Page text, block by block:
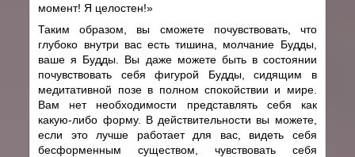
момент! Я целостен!»
Таким образом, вы сможете почувствовать, что
глубоко внутри вас есть тишина, молчание Будды,
ваше я Будды. Вы даже можете быть в состоянии
почувствовать себя фигурой Будды, сидящим в
медитативной позе в полном спокойствии и мире.
Вам нет необходимости представлять себя как
какую-либо форму. В действительности вы можете,
если это лучше работает для вас, видеть себя
бесформенным существом, чувствовать себя